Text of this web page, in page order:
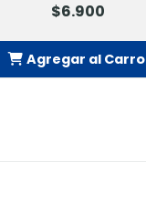
$6.900
Agregar al Carro